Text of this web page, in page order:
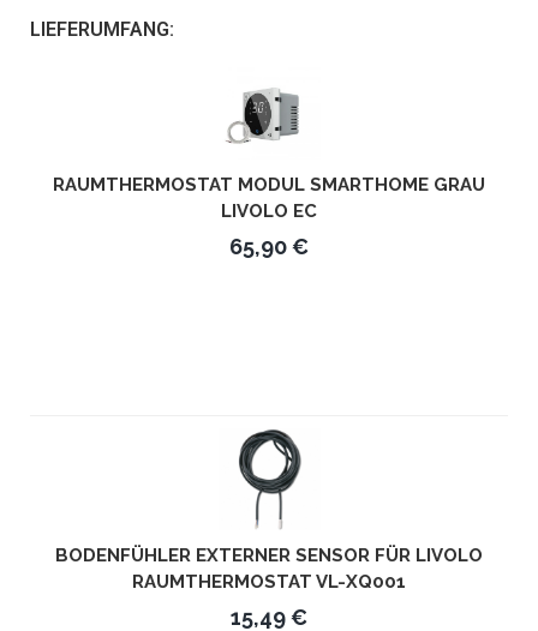
LIEFERUMFANG:
RAUMTHERMOSTAT MODUL SMARTHOME GRAU
LIVOLO EC
65,90 €
BODENFÜHLER EXTERNER SENSOR FÜR LIVOLO
RAUMTHERMOSTAT VL-XQ001
15,49 €